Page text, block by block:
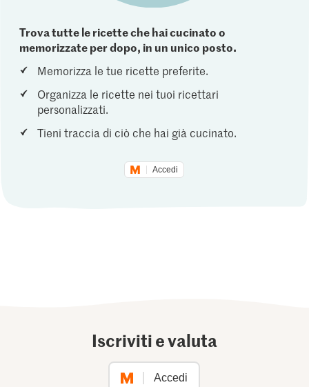
Trova tutte le ricette che hai cucinato o
memorizzate per dopo, in un unico posto.
Memorizza le tue ricette preferite.
Organizza le ricette nei tuoi ricettari
personalizzati.
Tieni traccia di ciò che hai già cucinato.
Accedi
Iscriviti e valuta
Accedi